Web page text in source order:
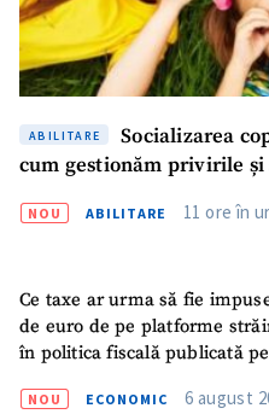
ABILITARE
Socializarea
cum gestionăm privirile
NOU ABILITARE 11 ore în
Ce taxe ar urma să fie
de euro de pe platforme
în politica fiscală publicată
NOU ECONOMIC 6 august
Am citit și sunt de
acord cupolitica de
confidențialitate.
TRIMITE ȘTIREA